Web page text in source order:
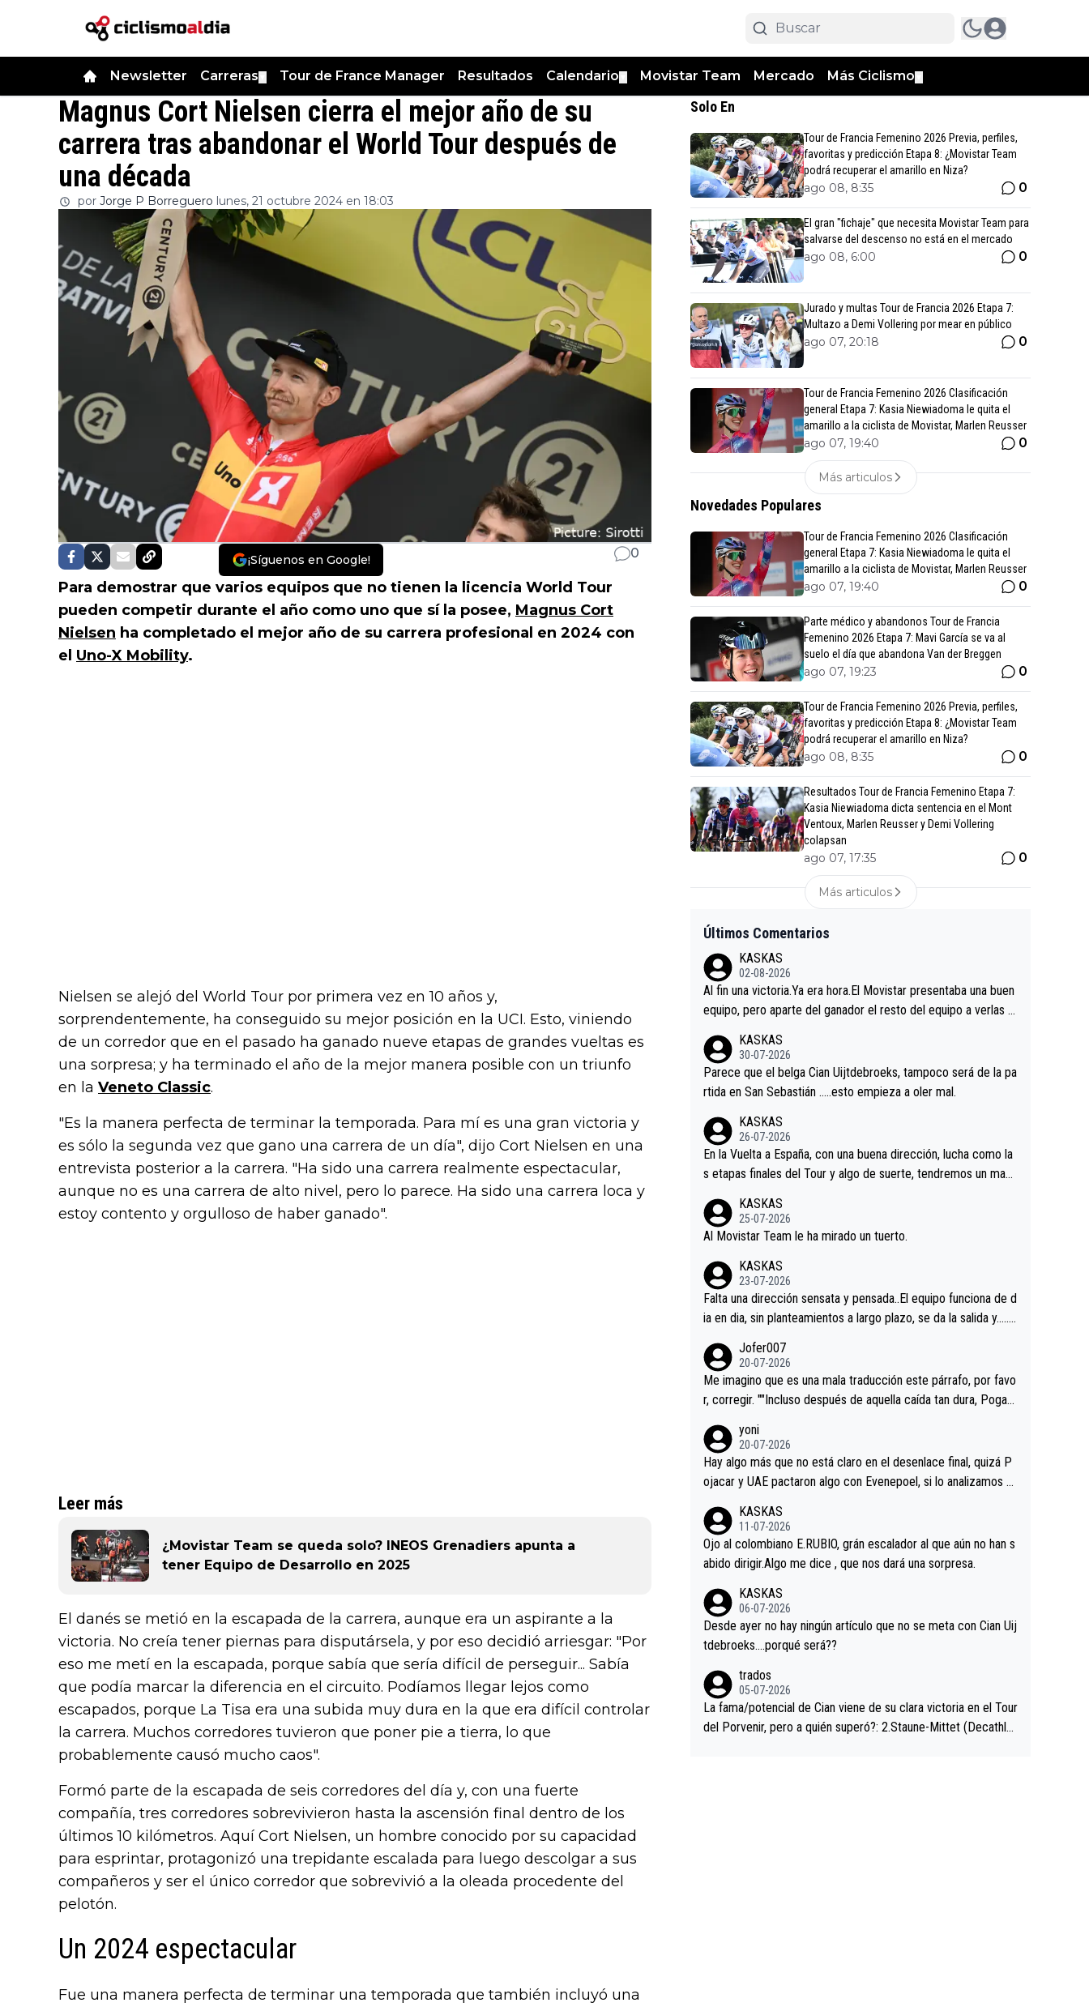
Newsletter Carreras Tour de France Manager Resultados Calendario Movistar Team Mercado Más Ciclismo
Magnus Cort Nielsen cierra el mejor año de su
carrera tras abandonar el World Tour después de
una década
por Jorge P Borreguero lunes, 21 octubre 2024 en 18:03
¡Síguenos en Google! 0
Para demostrar que varios equipos que no tienen la licencia World Tour
pueden competir durante el año como uno que sí la posee, Magnus Cort
Nielsen ha completado el mejor año de su carrera profesional en 2024 con
el Uno-X Mobility.
Nielsen se alejó del World Tour por primera vez en 10 años y,
sorprendentemente, ha conseguido su mejor posición en la UCI. Esto, viniendo
de un corredor que en el pasado ha ganado nueve etapas de grandes vueltas es
una sorpresa; y ha terminado el año de la mejor manera posible con un triunfo
en la Veneto Classic.
"Es la manera perfecta de terminar la temporada. Para mí es una gran victoria y
es sólo la segunda vez que gano una carrera de un día", dijo Cort Nielsen en una
entrevista posterior a la carrera. "Ha sido una carrera realmente espectacular,
aunque no es una carrera de alto nivel, pero lo parece. Ha sido una carrera loca y
estoy contento y orgulloso de haber ganado".
Leer más
¿Movistar Team se queda solo? INEOS Grenadiers apunta a
tener Equipo de Desarrollo en 2025
El danés se metió en la escapada de la carrera, aunque era un aspirante a la
victoria. No creía tener piernas para disputársela, y por eso decidió arriesgar: "Por
eso me metí en la escapada, porque sabía que sería difícil de perseguir... Sabía
que podía marcar la diferencia en el circuito. Podíamos llegar lejos como
escapados, porque La Tisa era una subida muy dura en la que era difícil controlar
la carrera. Muchos corredores tuvieron que poner pie a tierra, lo que
probablemente causó mucho caos".
Formó parte de la escapada de seis corredores del día y, con una fuerte
compañía, tres corredores sobrevivieron hasta la ascensión final dentro de los
últimos 10 kilómetros. Aquí Cort Nielsen, un hombre conocido por su capacidad
para esprintar, protagonizó una trepidante escalada para luego descolgar a sus
compañeros y ser el único corredor que sobrevivió a la oleada procedente del
pelotón.
Un 2024 espectacular
Fue una manera perfecta de terminar una temporada que también incluyó una
Solo En
Tour de Francia Femenino 2026 Previa, perfiles,
favoritas y predicción Etapa 8: ¿Movistar Team
podrá recuperar el amarillo en Niza?
ago 08, 8:35 0
El gran "fichaje" que necesita Movistar Team para
salvarse del descenso no está en el mercado
ago 08, 6:00 0
Jurado y multas Tour de Francia 2026 Etapa 7:
Multazo a Demi Vollering por mear en público
ago 07, 20:18 0
Tour de Francia Femenino 2026 Clasificación
general Etapa 7: Kasia Niewiadoma le quita el
amarillo a la ciclista de Movistar, Marlen Reusser
ago 07, 19:40 0
Más articulos
Novedades Populares
Tour de Francia Femenino 2026 Clasificación
general Etapa 7: Kasia Niewiadoma le quita el
amarillo a la ciclista de Movistar, Marlen Reusser
ago 07, 19:40 0
Parte médico y abandonos Tour de Francia
Femenino 2026 Etapa 7: Mavi García se va al
suelo el día que abandona Van der Breggen
ago 07, 19:23 0
Tour de Francia Femenino 2026 Previa, perfiles,
favoritas y predicción Etapa 8: ¿Movistar Team
podrá recuperar el amarillo en Niza?
ago 08, 8:35 0
Resultados Tour de Francia Femenino Etapa 7:
Kasia Niewiadoma dicta sentencia en el Mont
Ventoux, Marlen Reusser y Demi Vollering
colapsan
ago 07, 17:35 0
Más articulos
Últimos Comentarios
KASKAS
02-08-2026
Al fin una victoria.Ya era hora.El Movistar presentaba una buen
equipo, pero aparte del ganador el resto del equipo a verlas v
es.La única buena noticia es la mejoría de Enric Más en San S
ebastian.Si en la Vuelta a Burgos sigue la mejoría, podríamos t
ener alguna sorpresa en la Vuelta.Ojalá.
KASKAS
30-07-2026
Parece que el belga Cian Uijtdebroeks, tampoco será de la pa
rtida en San Sebastián …..esto empieza a oler mal.
KASKAS
26-07-2026
En la Vuelta a España, con una buena dirección, lucha como la
s etapas finales del Tour y algo de suerte, tendremos un magn
KASKAS
25-07-2026
Al Movistar Team le ha mirado un tuerto.
KASKAS
23-07-2026
Falta una dirección sensata y pensada..El equipo funciona de d
ia en dia, sin planteamientos a largo plazo, se da la salida y…..v
a, Minguez, Velez etc etc.Me da pena vivir estos momentos t
an tristes sin victorias.
Jofer007
20-07-2026
Me imagino que es una mala traducción este párrafo, por favo
r, corregir. ""Incluso después de aquella caída tan dura, Pogac
rd permaneció pegado a su rueda. Parecía increíble la forma
en la que era capaz de controlar el miedo", recordó."
yoni
20-07-2026
Hay algo más que no está claro en el desenlace final, quizá P
ojacar y UAE pactaron algo con Evenepoel, si lo analizamos P
casi sin pedalear, luego está el saludo con Evenepoel dándose
la mano de una manera muy fraternal, más allá de los típicos t
oques en el hombro con que saludaba a Vingegard. Ahí hubo u
o aprieta, a ver si por querer poner a Del Toro con calzador e
n posición de podio UAE y Pojacar se van complicar el tour.
KASKAS
11-07-2026
Ojo al colombiano E.RUBIO, grán escalador al que aún no han s
abido dirigir.Algo me dice , que nos dará una sorpresa.
KASKAS
06-07-2026
Desde ayer no hay ningún artículo que no se meta con Cian Uij
tdebroeks….porqué será??
trados
05-07-2026
La fama/potencial de Cian viene de su clara victoria en el Tour
del Porvenir, pero a quién superó?: 2.Staune-Mittet (Decathlo